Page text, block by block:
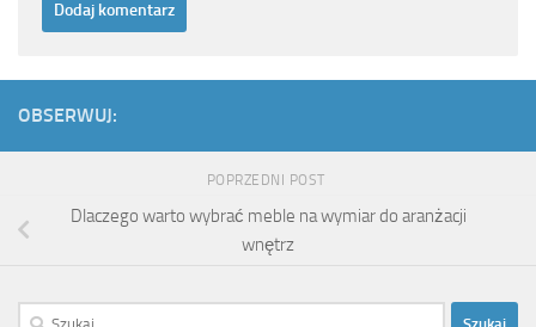
OBSERWUJ:
POPRZEDNI POST
Dlaczego warto wybrać meble na wymiar do aranżacji
wnętrz
Szukaj: